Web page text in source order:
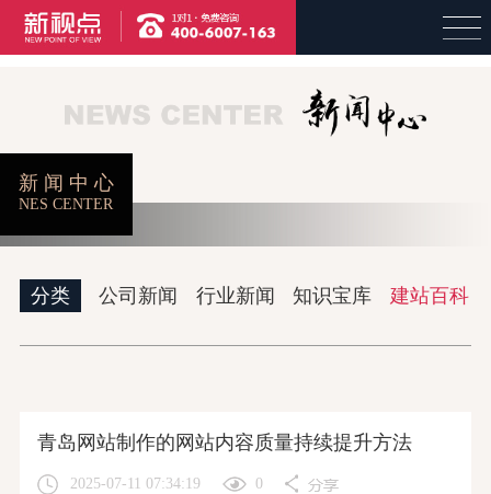
首页 精品案例
新 闻 中 心
NES CENTER
分类 公司新闻 行业新闻 知识宝库 建站百科
青岛网站制作的网站内容质量持续提升方法
2025-07-11 07:34:19 0